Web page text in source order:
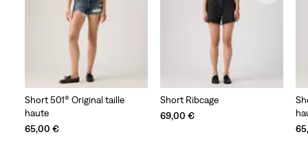
Short 501® Original taille
haute
65,00 €
Short Ribcage
69,00 €